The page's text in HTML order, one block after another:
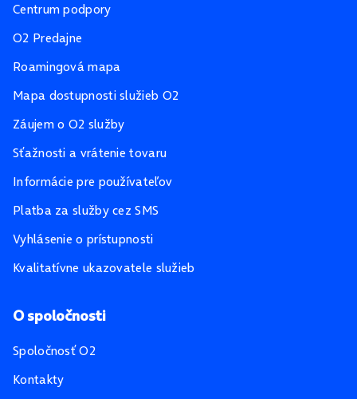
Centrum podpory
O2 Predajne
Roamingová mapa
Mapa dostupnosti služieb O2
Záujem o O2 služby
Sťažnosti a vrátenie tovaru
Informácie pre používateľov
Platba za služby cez SMS
Vyhlásenie o prístupnosti
Kvalitatívne ukazovatele služieb
O spoločnosti
Spoločnosť O2
Kontakty